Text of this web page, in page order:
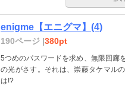
enigme【エニグマ】(4)
190ページ |380pt
5つめのパスワードを求め、無限回廊
の光がさす。それは、崇藤タケマル
は!?